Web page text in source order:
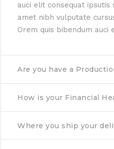
auci elit consequat
amet nibh vulputate
Orem quis bibendum auci
Are you have a
How is your Financial
Where you ship your